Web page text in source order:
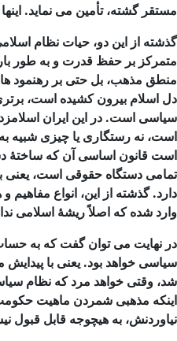
مستقر گشته، تأمین می نماید.
گذشته از این دو، حیات نظام
متمرکز بر حفظ قدرت و به طور
منطق مذهب، بل حتی بر رهنمود
دل اسلام بیرون کشیده است،
سیاسی است. در این ایران
است، نه رستگاری یا چیزی شبیه
است قانون اساسی آن که ساختۀ
تمامی دستگاه حقوقی است، یعنی
دارد. گذشته از این، انواع مفاهیم
وارد شده که اصلاً ریشۀ اسلامی
در نهایت می توان گفت که به
سیاسی خواهد بود. یعنی با
شد، وقتی خواهد مرد که نظام
اینکه مذهبی شمردن ماهیت
نیاوردنش، به هیچوجه قابل قبول